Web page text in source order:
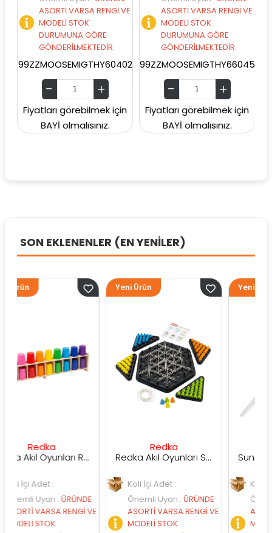
ASORTİ VARSA RENGİ VE
MODELİ STOK
DURUMUNA GÖRE
GÖNDERİLMEKTEDİR.
Fiyatları görebilmek için
BAYİ olmalısınız.
ASORTİ VARSA RENGİ VE
MODELİ STOK
DURUMUNA GÖRE
GÖNDERİLMEKTEDİR.
99ZZMOOSEMIGTHY66045
Fiyatları görebilmek için
BAYİ olmalısınız.
SON EKLENENLER (EN YENİLER)
Redka Akıl Oyunları Renk Dedektifi Oyunu
:ÜRÜNDE
RENGİ VE
Redka Akıl Oyunları Strateji Üçgeni Oyunu
Koli İçi Adet :
Önemli Uyarı:ÜRÜNDE
ASORTİ VARSA RENGİ VE
MODELİ STOK
Yeni Ürün
Koli İçi Adet :
Önemli Uyarı
ASORTİ VARSA
MODELİ STOK
Yeni Ürün